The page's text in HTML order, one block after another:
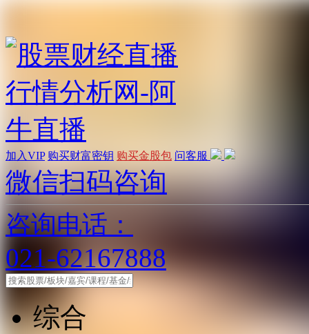
加入VIP 购买财富密钥 购买金股包 问客服
微信扫码咨询
咨询电话：
021-62167888
综合